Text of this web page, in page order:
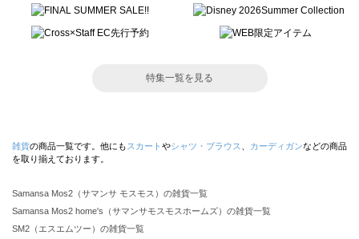
特集一覧を見る
雑貨の商品一覧です。他にも スカート やシャツ・ブラウス カーディガンなどの商品
を取り揃えております。
Samansa Mos2（サマンサ モスモス）の雑貨一覧
Samansa Mos2 home's（サマンサモスモスホームズ）の雑貨一覧
SM2（エスエムツー）の雑貨一覧